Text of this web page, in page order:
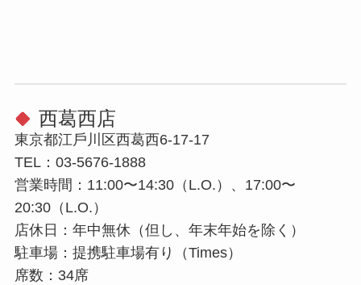
⻄葛⻄店
東京都江⼾川区⻄葛⻄6-17-17
TEL：03-5676-1888
営業時間：11:00〜14:30（L.O.）、17:00〜
20:30（L.O.）
店休⽇：年中無休（但し、年末年始を除く）
駐⾞場：提携駐⾞場有り（Times）
席数：34席